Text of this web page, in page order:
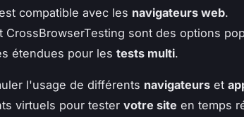
compatible avec les navigateurs web.
CrossBrowserTesting sont des options
étendues pour les tests multi.
l'usage de différents navigateurs et
virtuels pour tester votre site en temps